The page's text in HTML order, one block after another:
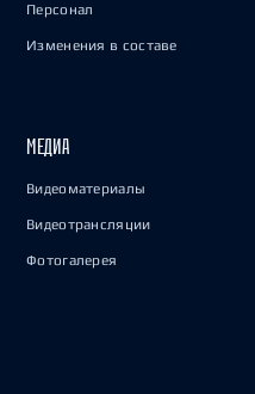
Персонал
Изменения в составе
МЕДИА
Видеоматериалы
Видеотрансляции
Фотогалерея